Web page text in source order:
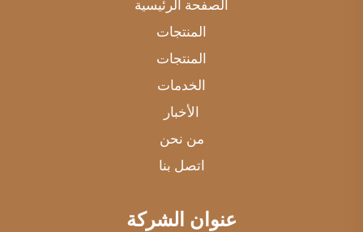
الصفحة الرئيسية
المنتجات
المنتجات
الخدمات
الأخبار
من نحن
اتصل بنا
عنوان الشركة